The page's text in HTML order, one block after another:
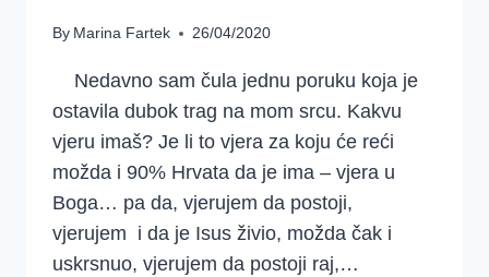
By Marina Fartek 26/04/2020
Nedavno sam čula jednu poruku koja je
ostavila dubok trag na mom srcu. Kakvu
vjeru imaš? Je li to vjera za koju će reći
možda i 90% Hrvata da je ima – vjera u
Boga… pa da, vjerujem da postoji,
vjerujem i da je Isus živio, možda čak i
uskrsnuo, vjerujem da postoji raj,…